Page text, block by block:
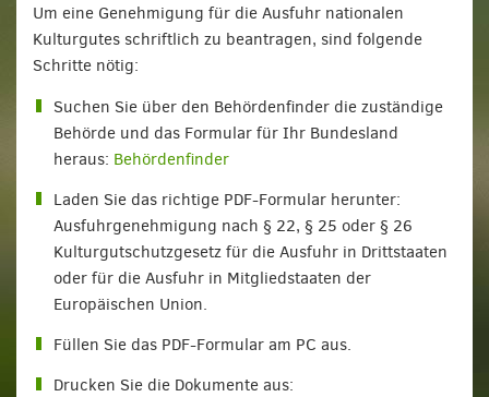
Um eine Genehmigung für die Ausfuhr nationalen
Kulturgutes schriftlich zu beantragen, sind folgende
Schritte nötig:
Suchen Sie über den Behördenfinder die zuständige
Behörde und das Formular für Ihr Bundesland
heraus: Behördenfinder
Laden Sie das richtige PDF-Formular herunter:
Ausfuhrgenehmigung nach § 22, § 25 oder § 26
Kulturgutschutzgesetz für die Ausfuhr in Drittstaaten
oder für die Ausfuhr in Mitgliedstaaten der
Europäischen Union.
Füllen Sie das PDF-Formular am PC aus.
Drucken Sie die Dokumente aus: